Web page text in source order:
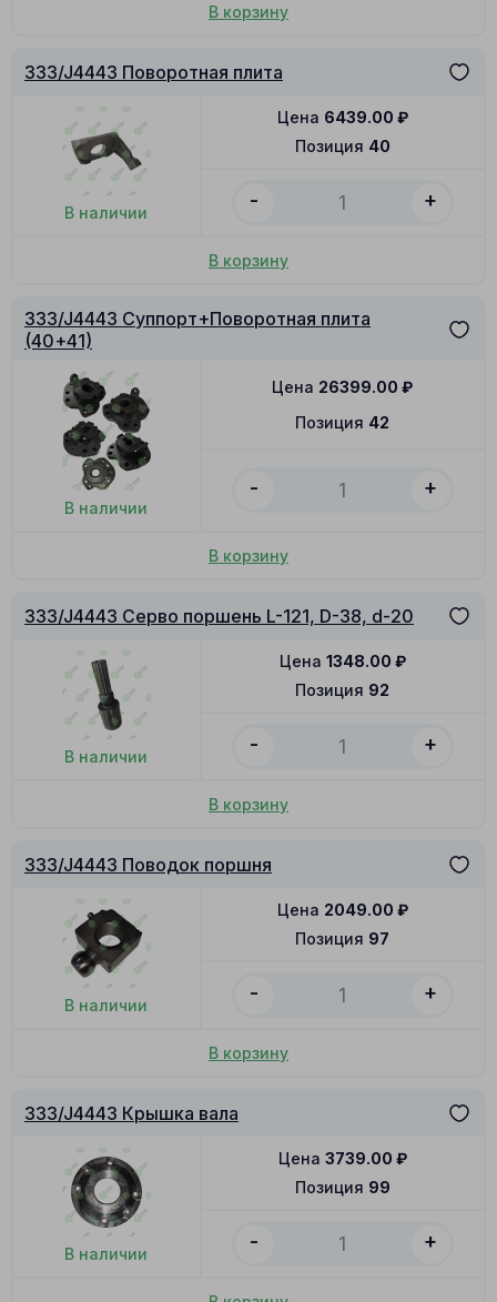
В корзину
333/J4443 Поворотная плита
В наличии
Позиция 40
Цена 6439.00 ₽
- +
В корзину
333/J4443 Суппорт+Поворотная плита
(40+41)
В наличии
Позиция 42
Цена 26399.00 ₽
- +
В корзину
333/J4443 Серво поршень L-121, D-38, d-20
В наличии
Позиция 92
Цена 1348.00 ₽
- +
В корзину
333/J4443 Поводок поршня
В наличии
Позиция 97
Цена 2049.00 ₽
- +
В корзину
333/J4443 Крышка вала
В наличии
Позиция 99
Цена 3739.00 ₽
- +